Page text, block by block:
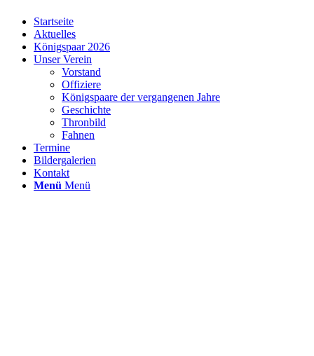
Startseite
Aktuelles
Königspaar 2026
Unser Verein
Vorstand
Offiziere
Königspaare der vergangenen Jahre
Geschichte
Thronbild
Fahnen
Termine
Bildergalerien
Kontakt
Menü Menü